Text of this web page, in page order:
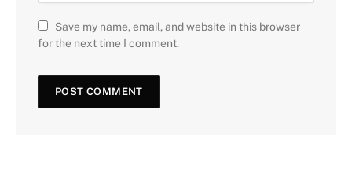
Save my name, email, and website in this browser
for the next time I comment.